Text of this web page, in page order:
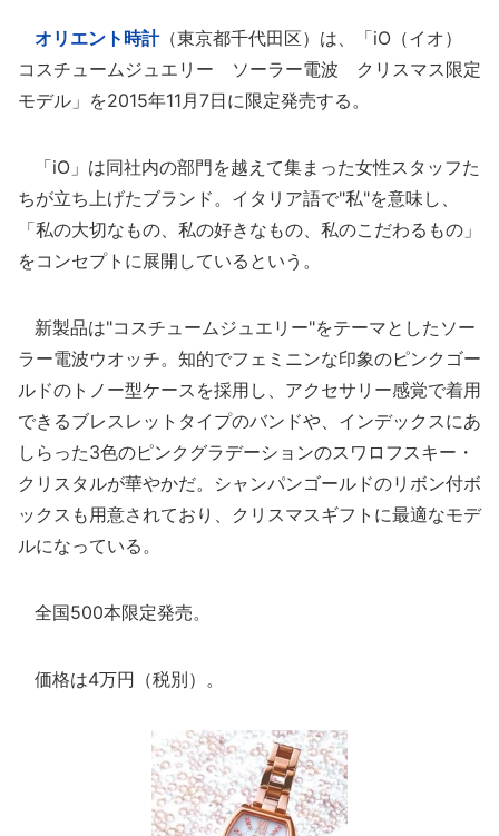
オリエント時計（東京都千代田区）は、「iO（イオ）
コスチュームジュエリー ソーラー電波 クリスマス限定
モデル」を2015年11月7日に限定発売する。
「iO」は同社内の部門を越えて集まった女性スタッフた
ちが立ち上げたブランド。イタリア語で"私"を意味し、
「私の大切なもの、私の好きなもの、私のこだわるもの」
をコンセプトに展開しているという。
新製品は"コスチュームジュエリー"をテーマとしたソー
ラー電波ウオッチ。知的でフェミニンな印象のピンクゴー
ルドのトノー型ケースを採用し、アクセサリー感覚で着用
できるブレスレットタイプのバンドや、インデックスにあ
しらった3色のピンクグラデーションのスワロフスキー・
クリスタルが華やかだ。シャンパンゴールドのリボン付ボ
ックスも用意されており、クリスマスギフトに最適なモデ
ルになっている。
全国500本限定発売。
価格は4万円（税別）。